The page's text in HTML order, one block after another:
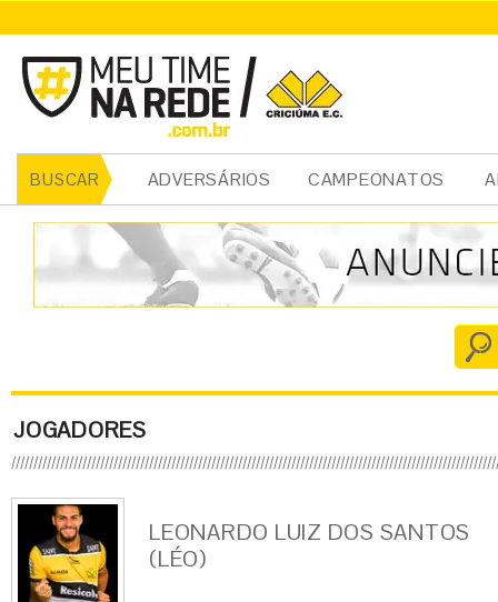
BUSCAR ADVERSÁRIOS CAMPEONATOS
JOGADORES
LEONARDO LUIZ DOS SANTOS
(LÉO)